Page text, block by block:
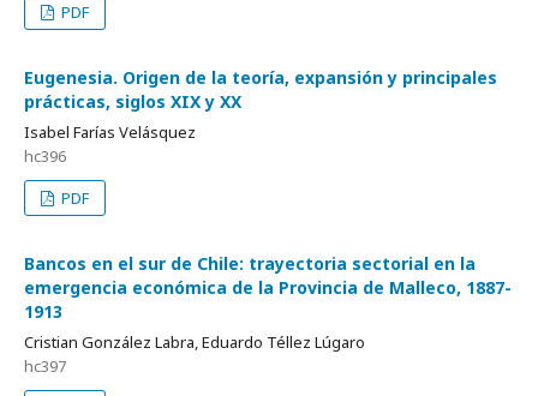
PDF
Eugenesia. Origen de la teoría, expansión y principales
prácticas, siglos XIX y XX
Isabel Farías Velásquez
hc396
PDF
Bancos en el sur de Chile: trayectoria sectorial en la
emergencia económica de la Provincia de Malleco, 1887-
1913
Cristian González Labra, Eduardo Téllez Lúgaro
hc397